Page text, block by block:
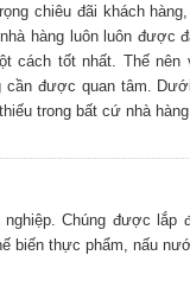
chiêu đãi khách
hàng luôn luôn được
cách tốt nhất. Thế nên
cần được quan tâm.
trong bất cứ nhà hàng
Chúng được lắp
biến thực phẩm, nấu